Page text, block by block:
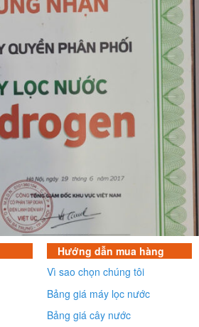
Hướng dẫn mua hàng
Vì sao chọn chúng tôi
Bảng giá máy lọc nước
Bảng giá cây nước